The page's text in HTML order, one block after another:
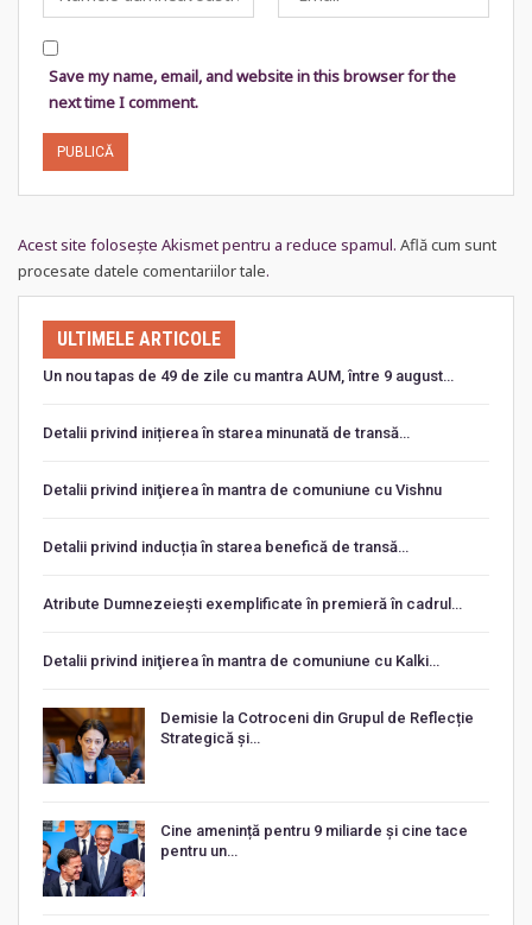
Save my name, email, and website in this browser for the
next time I comment.
Acest site folosește Akismet pentru a reduce spamul. Află cum sunt
procesate datele comentariilor tale.
ULTIMELE ARTICOLE
Un nou tapas de 49 de zile cu mantra AUM, între 9 august…
Detalii privind inițierea în starea minunată de transă…
Detalii privind iniţierea în mantra de comuniune cu Vishnu
Detalii privind inducția în starea benefică de transă…
Atribute Dumnezeiești exemplificate în premieră în cadrul…
Detalii privind iniţierea în mantra de comuniune cu Kalki…
Demisie la Cotroceni din Grupul de Reflecție
Strategică și…
Cine amenință pentru 9 miliarde și cine tace
pentru un…